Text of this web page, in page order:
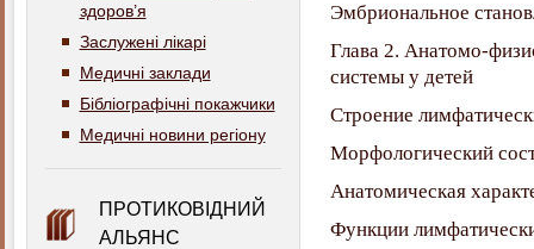
здоров’я
Заслужені лікарі
Медичні заклади
Бібліографічні покажчики
Медичні новини регіону
ПРОТИКОВІДНИЙ
АЛЬЯНС
Эмбриональное
Глава 2. Анатомо-
системы у детей
Строение
Морфологический
Анатомическая
Функции